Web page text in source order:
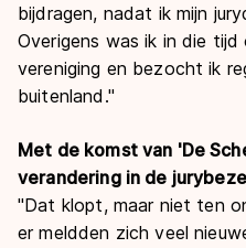
bijdragen, nadat ik mijn
Overigens was ik in die
vereniging en bezocht ik
buitenland."
Met de komst van 'De
verandering in de
"Dat klopt, maar niet ten
er meldden zich veel